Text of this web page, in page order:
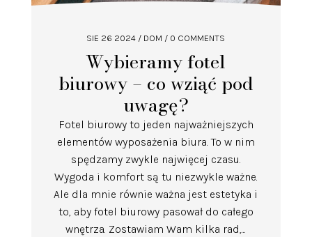
Wybieramy fotel
biurowy – co wziąć pod
uwagę?
SIE 26 2024 / DOM / 0 COMMENTS
Fotel biurowy to jeden najważniejszych
elementów wyposażenia biura. To w nim
spędzamy zwykle najwięcej czasu.
Wygoda i komfort są tu niezwykle ważne.
Ale dla mnie równie ważna jest estetyka i
to, aby fotel biurowy pasował do całego
wnętrza. Zostawiam Wam kilka rad,...